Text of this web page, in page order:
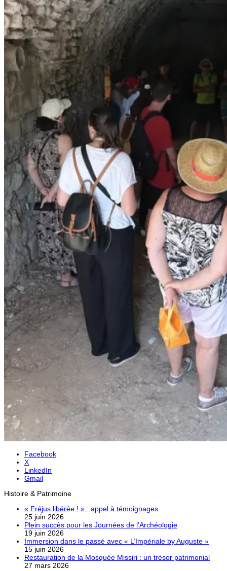
Facebook
X
LinkedIn
Gmail
Histoire & Patrimoine
« Fréjus libérée ! » : appel à témoignages
25 juin 2026
Plein succès pour les Journées de l’Archéologie
19 juin 2026
Immersion dans le passé avec « L’Impériale by Auguste »
15 juin 2026
Restauration de la Mosquée Missiri : un trésor patrimonial
27 mars 2026